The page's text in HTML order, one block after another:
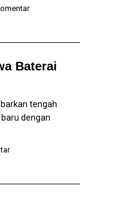
Baterai
tengah
dengan